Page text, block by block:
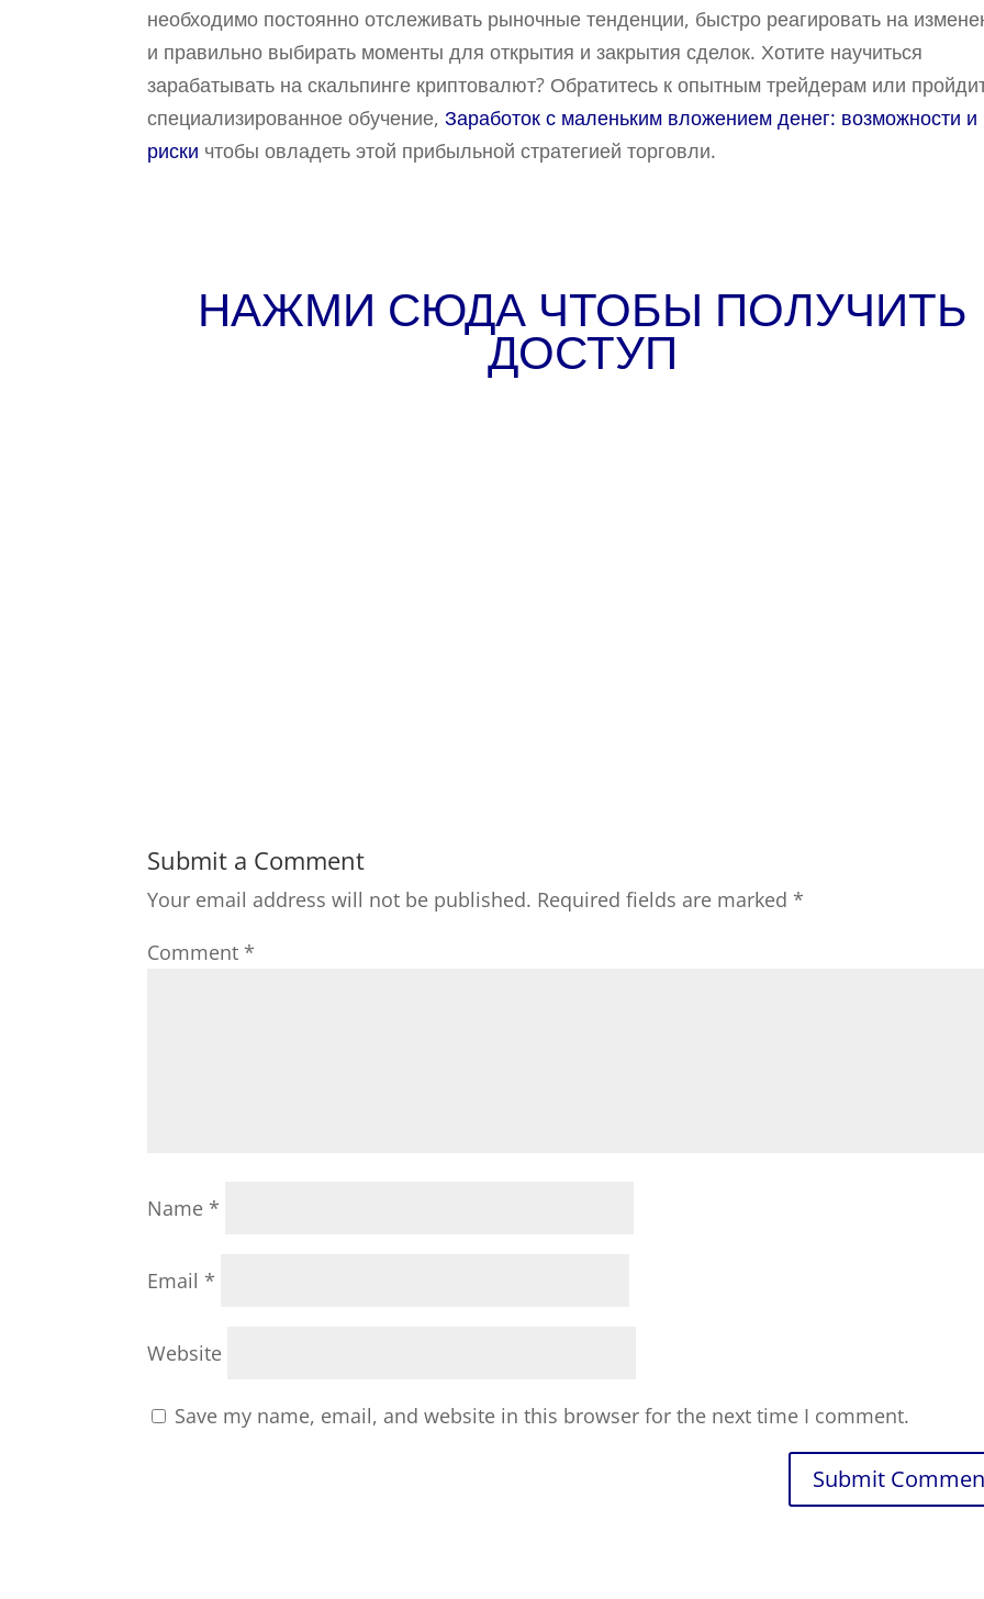
необходимо постоянно отслеживать рыночные тенденции, быстро реагировать на
и правильно выбирать моменты для открытия и закрытия сделок. Хотите научиться
зарабатывать на скальпинге криптовалют? Обратитесь к опытным трейдерам или
специализированное обучение,Заработок с маленьким вложением денег: возможности и
риски чтобы овладеть этой прибыльной стратегией торговли.
НАЖМИ СЮДА ЧТОБЫ ПОЛУЧИТЬ
ДОСТУП
Submit a Comment
Your email address will not be published. Required fields are marked *
Comment *
Name *
Email *
Website
Save my name, email, and website in this browser for the next time I comment.